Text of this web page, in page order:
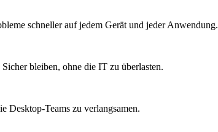
schneller auf jedem Gerät und jeder Anwendung.
bleiben, ohne die IT zu überlasten.
Desktop-Teams zu verlangsamen.